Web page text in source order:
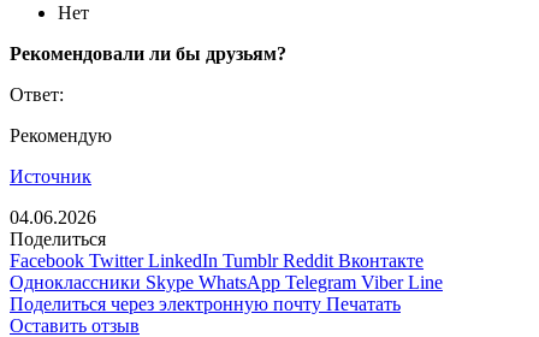
Нет
Рекомендовали ли бы друзьям?
Ответ:
Рекомендую
Источник
04.06.2026
Поделиться
Facebook Twitter LinkedIn Tumblr Reddit Вконтакте
Одноклассники Skype WhatsApp Telegram Viber Line
Поделиться через электронную почту Печатать
Оставить отзыв